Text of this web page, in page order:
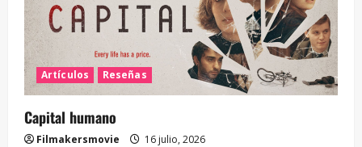
Artículos Reseñas
Capital humano
Filmakersmovie 16 julio, 2026